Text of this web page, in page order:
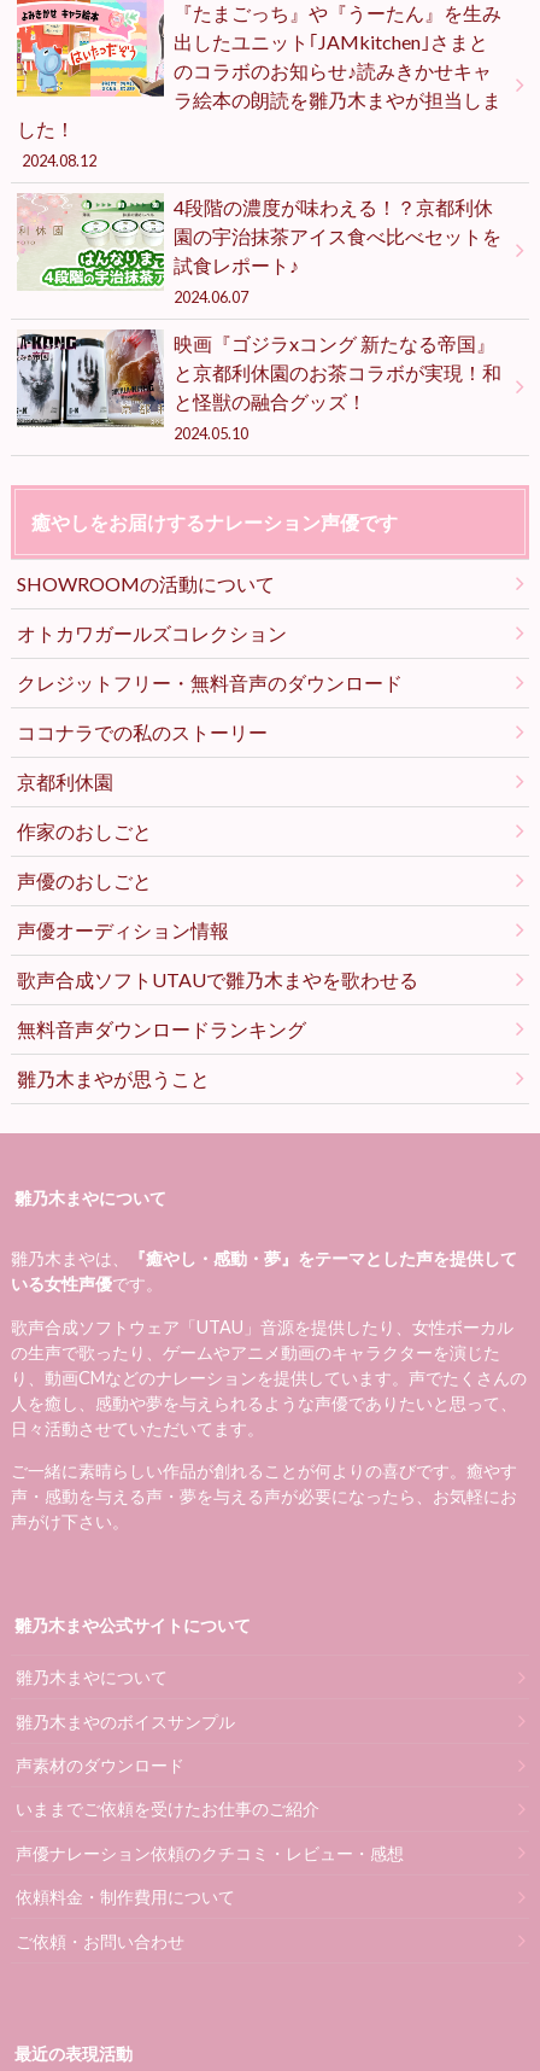
『たまごっち』や『うーたん』を生み
出したユニット｢JAMkitchen｣さまと
のコラボのお知らせ♪読みきかせキャ
ラ絵本の朗読を雛乃木まやが担当しま
した！
2024.08.12
4段階の濃度が味わえる！？京都利休
園の宇治抹茶アイス食べ比べセットを
試食レポート♪
2024.06.07
映画『ゴジラxコング 新たなる帝国』
と京都利休園のお茶コラボが実現！和
と怪獣の融合グッズ！
2024.05.10
癒やしをお届けするナレーション声優です
SHOWROOMの活動について
オトカワガールズコレクション
クレジットフリー・無料音声のダウンロード
ココナラでの私のストーリー
京都利休園
作家のおしごと
声優のおしごと
声優オーディション情報
歌声合成ソフトUTAUで雛乃木まやを歌わせる
無料音声ダウンロードランキング
雛乃木まやが思うこと
雛乃木まやについて
雛乃木まやは、
『癒やし・感動・夢』をテーマとした声を提供して
いる女性声優です。
歌声合成ソフトウェア「UTAU」音源を提供したり、女性ボーカル
の生声で歌ったり、ゲームやアニメ動画のキャラクターを演じた
り、動画CMなどのナレーションを提供しています。声でたくさんの
人を癒し、感動や夢を与えられるような声優でありたいと思って、
日々活動させていただいてます。
ご一緒に素晴らしい作品が創れることが何よりの喜びです。癒やす
声・感動を与える声・夢を与える声が必要になったら、お気軽にお
声がけ下さい。
雛乃木まや公式サイトについて
雛乃木まやについて
雛乃木まやのボイスサンプル
声素材のダウンロード
いままでご依頼を受けたお仕事のご紹介
声優ナレーション依頼のクチコミ・レビュー・感想
依頼料金・制作費用について
ご依頼・お問い合わせ
最近の表現活動